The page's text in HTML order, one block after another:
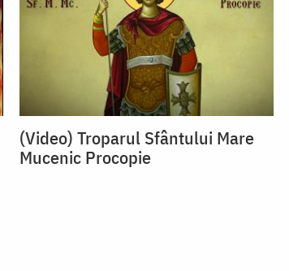
(Video) Troparul Sfântului Mare
Mucenic Procopie